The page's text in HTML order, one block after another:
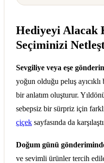
Hediyeyi Alacak
Seçiminizi
Sevgiliye veya eşe
yoğun olduğu peluş
bir anlatım oluşturur.
sebepsiz bir sürpriz için farklı
çiçek sayfasında da
Doğum günü
ve sevimli ürünler tercih